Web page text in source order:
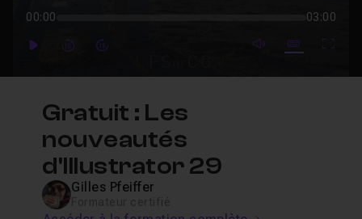
00:00 03:00
PlayForwardForward mute video
Subtitles
Gratuit : Les
nouveautés
d'Illustrator 29
Gilles Pfeiffer